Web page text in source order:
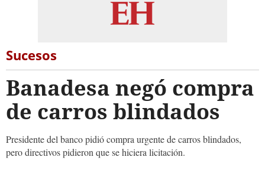
Sucesos
Banadesa negó compra
de carros blindados
Presidente del banco pidió compra urgente de carros blindados,
pero directivos pidieron que se hiciera licitación.